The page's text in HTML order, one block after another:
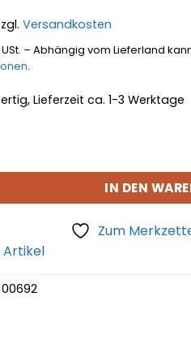
Versandkosten
– Abhängig vom Lieferland
.
Lieferzeit ca. 1-3 Werktage
Menge
IN DEN
Zum
Artikel
00692